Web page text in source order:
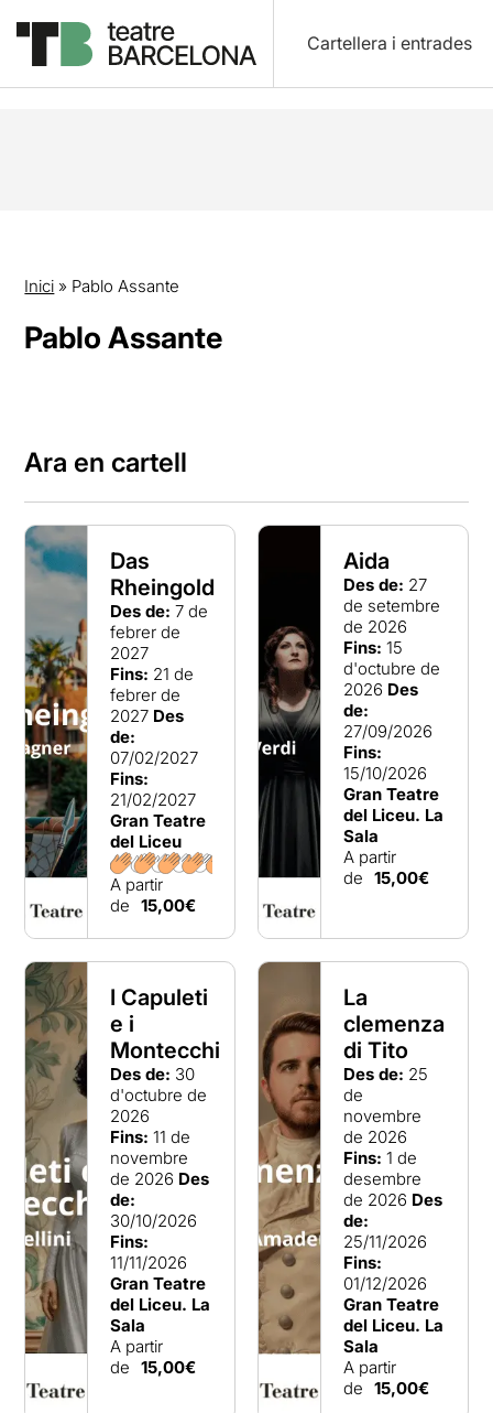
Cartellera i entrades
Inici » Pablo Assante
Pablo Assante
Ara en cartell
Das
Rheingold
Des de: 7 de
febrer de
2027
Fins: 21 de
febrer de
2027 Des
de:
07/02/2027
Fins:
21/02/2027
Gran Teatre
del Liceu
A partir
de 15,00€
Aida
Des de: 27
de setembre
de 2026
Fins: 15
d'octubre de
2026 Des
de:
27/09/2026
Fins:
15/10/2026
Gran Teatre
del Liceu. La
Sala
A partir
de 15,00€
I Capuleti
e i
Montecchi
Des de: 30
d'octubre de
2026
Fins: 11 de
novembre
de 2026 Des
de:
30/10/2026
Fins:
11/11/2026
Gran Teatre
del Liceu. La
Sala
A partir
de 15,00€
La
clemenza
di Tito
Des de: 25
de
novembre
de 2026
Fins: 1 de
desembre
de 2026 Des
de:
25/11/2026
Fins:
01/12/2026
Gran Teatre
del Liceu. La
Sala
A partir
de 15,00€